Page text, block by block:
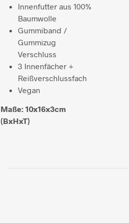
Innenfutter aus 100%
Baumwolle
Gummiband /
Gummizug
Verschluss
3 Innenfächer +
Reißverschlussfach
Vegan
Maße: 10x16x3cm
(BxHxT)